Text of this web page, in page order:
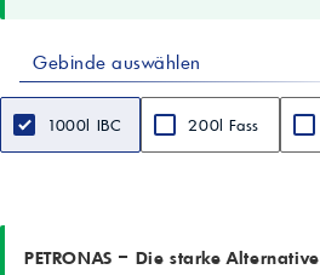
Flammpunkt (COC)
Sulfatasche
Gesamtbasenzahl (TBN)
10,72 mgKOH/g
CCS @ -30 °C
-39 °C
Gebinde auswählen
1000l IBC 200l Fass
PETRONAS – Die starke Alternative